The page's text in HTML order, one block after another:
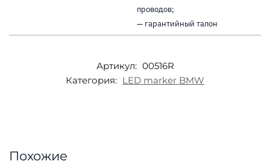
проводов;
— гарантийный талон
Артикул: 00516R
Категория: LED marker BMW
Похожие